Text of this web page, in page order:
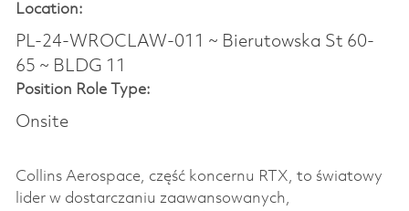
Location:
PL-24-WROCLAW-011 ~ Bierutowska St 60-
65 ~ BLDG 11
Position Role Type:
Onsite
Collins Aerospace, część koncernu RTX, to światowy
lider w dostarczaniu zaawansowanych,